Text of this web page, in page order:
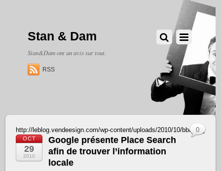
Stan & Dam
Stan&Dam ont un avis sur tout.
RSS
http://leblog.vendeesign.com/wp-content/uploads/2010/10/bbq.png
OCT
29
2010
Google présente Place Search
afin de trouver l’information
locale
0